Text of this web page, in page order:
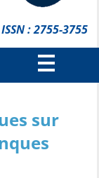
ISSN : 2755-3755
sur